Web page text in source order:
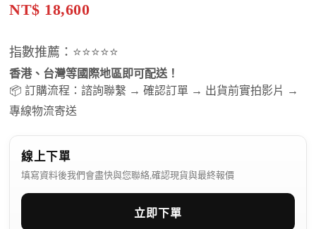
NT$ 18,600
指數推薦：⭐⭐⭐⭐⭐
香港、台灣等國際地區即可配送！
📦 訂購流程：諮詢聯繫 → 確認訂單 → 出貨前實拍影片 →
專線物流寄送
線上下單
填寫資料後我們會盡快與您聯絡,確認現貨與最終報價
立即下單